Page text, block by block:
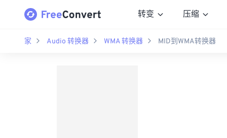
转变 压缩
家 Audio 转换器 WMA 转换器 MID到WMA转换器